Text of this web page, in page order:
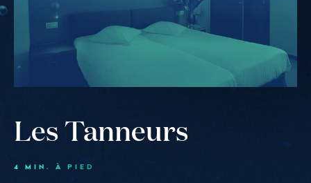
Les Tanneurs
4 MIN. À PIED